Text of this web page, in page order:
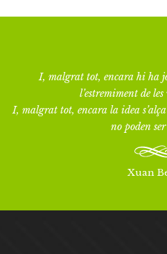
I, malgrat tot, encara hi ha
l’estremiment de
I, malgrat tot, encara la idea
no poden
Xuan